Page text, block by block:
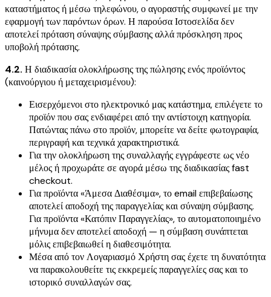
καταστήματος ή μέσω τηλεφώνου, ο αγοραστής συμφωνεί με την
εφαρμογή των παρόντων όρων. Η παρούσα Ιστοσελίδα δεν
αποτελεί πρόταση σύναψης σύμβασης αλλά πρόσκληση προς
υποβολή πρότασης.
4.2. Η διαδικασία ολοκλήρωσης της πώλησης ενός προϊόντος
(καινούργιου ή μεταχειρισμένου):
Εισερχόμενοι στο ηλεκτρονικό μας κατάστημα, επιλέγετε το
προϊόν που σας ενδιαφέρει από την αντίστοιχη κατηγορία.
Πατώντας πάνω στο προϊόν, μπορείτε να δείτε φωτογραφία,
περιγραφή και τεχνικά χαρακτηριστικά.
Για την ολοκλήρωση της συναλλαγής εγγράφεστε ως νέο
μέλος ή προχωράτε σε αγορά μέσω της διαδικασίας fast
checkout.
Για προϊόντα «Άμεσα Διαθέσιμα», το email επιβεβαίωσης
αποτελεί αποδοχή της παραγγελίας και σύναψη σύμβασης.
Για προϊόντα «Κατόπιν Παραγγελίας», το αυτοματοποιημένο
μήνυμα δεν αποτελεί αποδοχή — η σύμβαση συνάπτεται
μόλις επιβεβαιωθεί η διαθεσιμότητα.
Μέσα από τον Λογαριασμό Χρήστη σας έχετε τη δυνατότητα
να παρακολουθείτε τις εκκρεμείς παραγγελίες σας και το
ιστορικό συναλλαγών σας.